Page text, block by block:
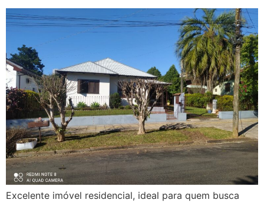
Excelente imóvel residencial, ideal para quem busca